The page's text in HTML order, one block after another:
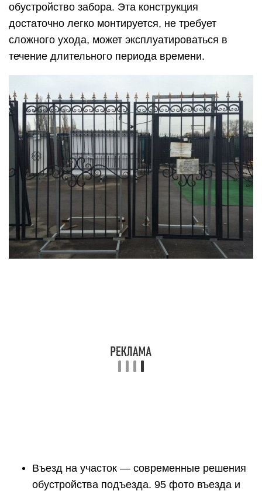
обустройство забора. Эта конструкция
достаточно легко монтируется, не требует
сложного ухода, может эксплуатироваться в
течение длительного периода времени.
Въезд на участок — современные решения
обустройства подъезда. 95 фото въезда и